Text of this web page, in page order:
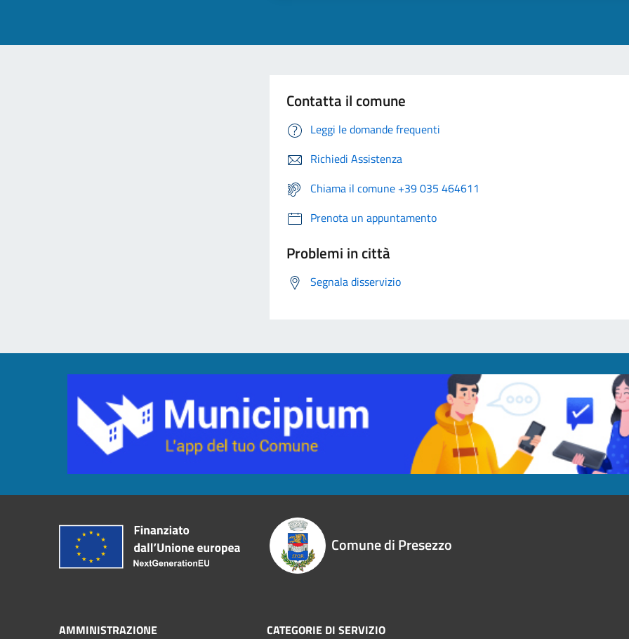
Contatta il comune
Leggi le domande frequenti
Richiedi Assistenza
Chiama il comune +39 035 464611
Prenota un appuntamento
Problemi in città
Segnala disservizio
Comune di Presezzo
AMMINISTRAZIONE CATEGORIE DI SERVIZIO